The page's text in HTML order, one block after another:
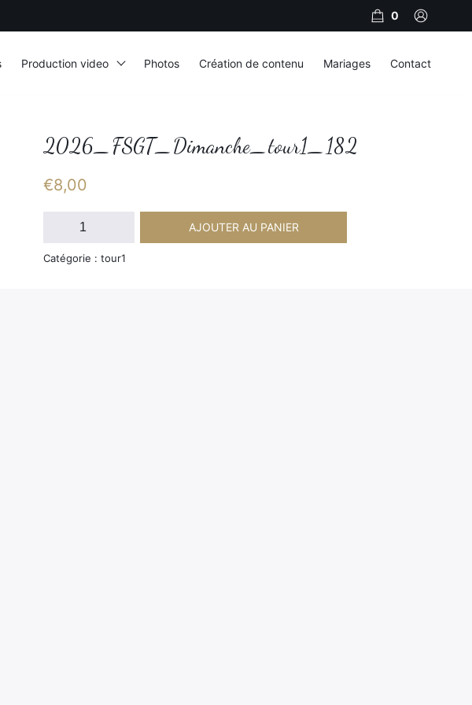
2026_FSGT_Dimanche_tour1_182
€8,00
quantité
2026_FSGT_Dimanche_tour1_182
AJOUTER AU PANIER
Catégorie : tour1
0
Production video Photos Création de contenu Mariages Contact